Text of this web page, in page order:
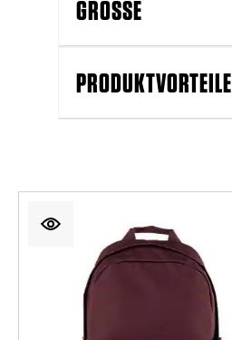
GRÖSSE
PRODUKTVORTEILE